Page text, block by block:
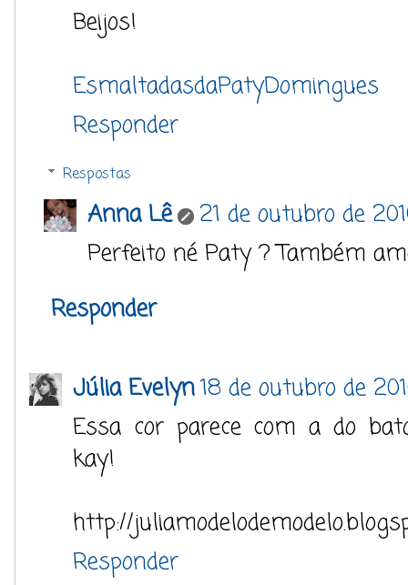
Beijos!
EsmaltadasdaPatyDomingues
Responder
Respostas
Anna Lê
21 de outubro de
Perfeito né Paty ? Também
Responder
Júlia Evelyn18 de outubro de
Essa cor parece com a do
kay!
http://
Responder